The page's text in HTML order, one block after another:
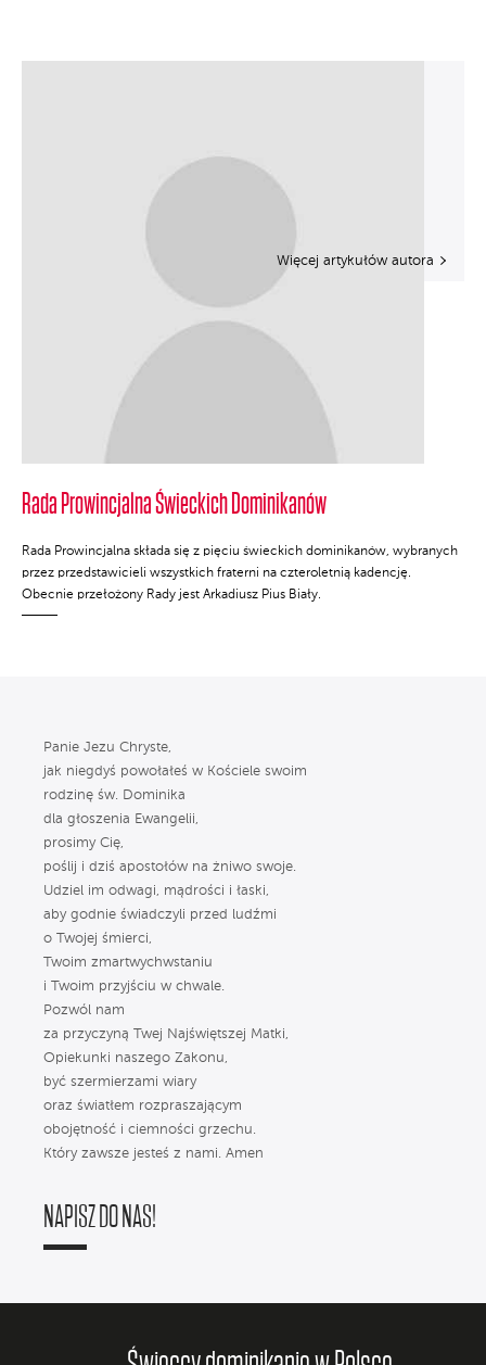
Rada Prowincjalna Świeckich Dominikanów
Rada Prowincjalna składa się z pięciu świeckich dominikanów, wybranych
przez przedstawicieli wszystkich fraterni na czteroletnią kadencję.
Obecnie przełożony Rady jest Arkadiusz Pius Biały.
Więcej artykułów autora
Panie Jezu Chryste,
jak niegdyś powołałeś w Kościele swoim
rodzinę św. Dominika
dla głoszenia Ewangelii,
prosimy Cię,
poślij i dziś apostołów na żniwo swoje.
Udziel im odwagi, mądrości i łaski,
aby godnie świadczyli przed ludźmi
o Twojej śmierci,
Twoim zmartwychwstaniu
i Twoim przyjściu w chwale.
Pozwól nam
za przyczyną Twej Najświętszej Matki,
Opiekunki naszego Zakonu,
być szermierzami wiary
oraz światłem rozpraszającym
obojętność i ciemności grzechu.
Który zawsze jesteś z nami. Amen
NAPISZ DO NAS!